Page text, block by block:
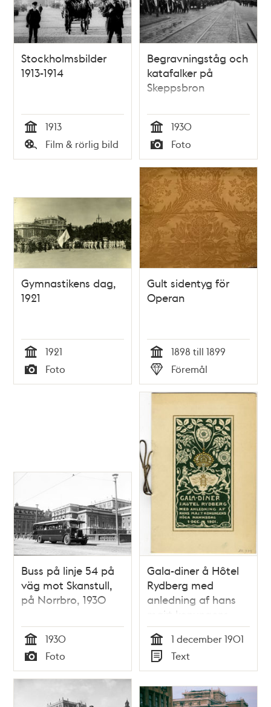
Stockholmsbilder
1913-1914
Tid
1913
Typ
Film & rörlig bild
Begravningståg och
katafalker på
Skeppsbron
Tid
1930
Typ
Foto
Gymnastikens dag,
1921
Tid
1921
Typ
Foto
Gult sidentyg för
Operan
Tid
1898 till 1899
Typ
Föremål
Buss på linje 54 på
väg mot Skanstull,
på Norrbro, 1930
Tid
1930
Typ
Foto
Gala-diner å Hôtel
Rydberg med
anledning af hans
maj:t konungens
höga namnsdag 1
dec. 1901
Tid
1 december 1901
Typ
Text